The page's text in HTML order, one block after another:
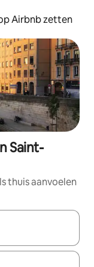
Airbnb zetten
Saint-
thuis aanvoelen
maak je een keuze